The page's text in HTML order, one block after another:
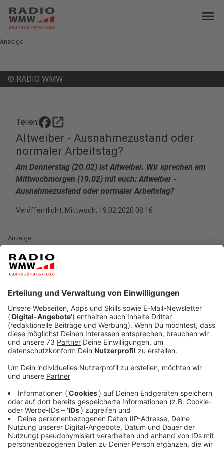
menu
Anzeige
© RADIO WMW
Teilen: open_in_new
Altweiber - Ausnahmezustand oder
normaler Arbeitstag?
Am Donnerstag (20.02) ist Altweiber. Wir sprechen am
Mittwochmorgen (19.02) mit euch: Altweiber -
Ausnahmezustand oder normaler Arbeitstag?
Veröffentlicht: Mittwoch, 19.02.2020 08:16
Anzeige
Für viele ist es auch ein ganz normaler
Arbeitstag
Anzeige
Altweiber - Ausnahmezustand oder normaler
Arbeitstag? Da gibt es ganz viele unterschiedliche
Meinungen bei uns im Westmünsterland. Viele von
euch haben den ganzen Tag frei, einige gehen abends
nach der Arbeit erst los und viele gehen auch gar nicht
feiern, für die ist es ein ganz normaler Arbeitstag. Bei
unseren Morningshow-Moderatoren spalten sich sogar
schon die Meinungen: Silvia hat an Altweiber frei und
geht feiern, während Daniel im Studio die Stellung hält.